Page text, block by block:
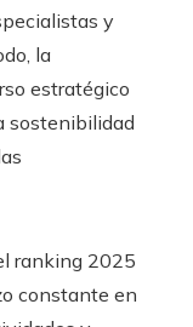
y
la
estratégico
sostenibilidad
ranking 2025
constante en